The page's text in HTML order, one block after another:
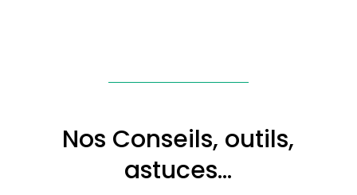
Nos Conseils, outils,
astuces…